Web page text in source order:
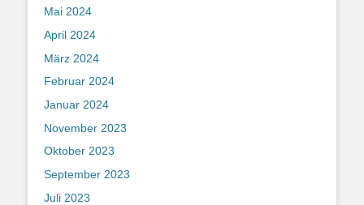
Mai 2024
April 2024
März 2024
Februar 2024
Januar 2024
November 2023
Oktober 2023
September 2023
Juli 2023